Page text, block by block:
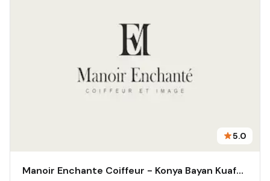
5.0
Manoir Enchante Coiffeur - Konya Bayan Kuaförü & Güzellik Salonu - Kadın Kuaförü -Meram Kuaför - Bayan Kuaförü - Konya Kuaför